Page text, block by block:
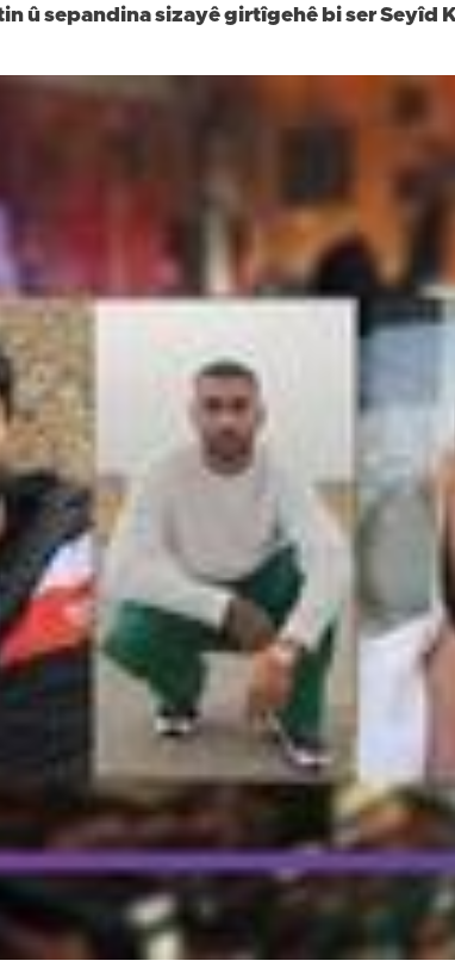
û sepandina sizayê girtîgehê bi ser